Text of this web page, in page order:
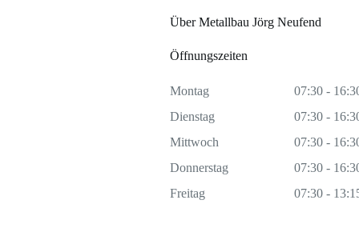
Über Metallbau Jörg Neufend
Öffnungszeiten
Montag
07:30 -
Dienstag
07:30 -
Mittwoch
07:30 -
Donnerstag
07:30 -
Freitag
07:30 -